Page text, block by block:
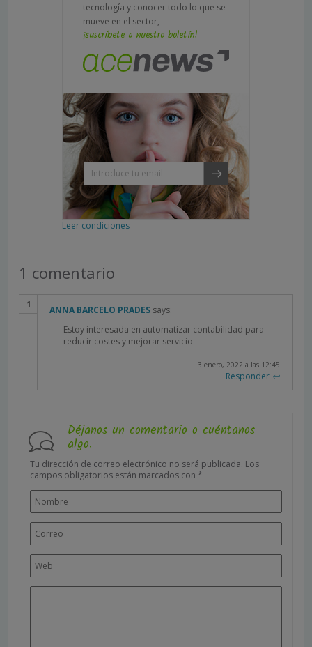
tecnología y conocer todo lo que se
mueve en el sector,
¡suscríbete a nuestro boletín!
Leer condiciones
1 comentario
ANNA BARCELO PRADES says:
3 enero, 2022 a las 12:45
Estoy interesada en automatizar contabilidad para
reducir costes y mejorar servicio
Responder
Déjanos un comentario o cuéntanos
algo.
Tu dirección de correo electrónico no será publicada. Los
campos obligatorios están marcados con *